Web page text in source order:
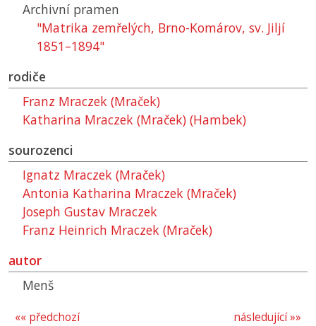
Archivní pramen
"Matrika zemřelých, Brno-Komárov, sv. Jiljí
1851–1894"
rodiče
Franz Mraczek (Mraček)
Katharina Mraczek (Mraček) (Hambek)
sourozenci
Ignatz Mraczek (Mraček)
Antonia Katharina Mraczek (Mraček)
Joseph Gustav Mraczek
Franz Heinrich Mraczek (Mraček)
autor
Menš
následující »»
«« předchozí